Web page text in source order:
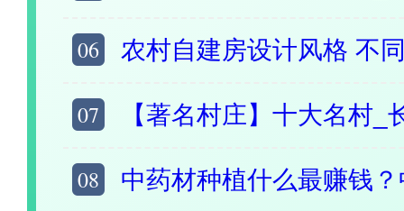
06 农村自建房设计风格 不同类型
07 【著名村庄】十大名村_长寿村_美丽乡村
08 中药材种植什么最赚钱？中药